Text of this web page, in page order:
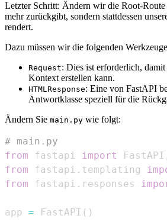
Letzter Schritt: Ändern wir die Root-Route
mehr zurückgibt, sondern stattdessen
rendert.
Dazu müssen wir die folgenden
Request: Dies ist erforderlich,
Kontext erstellen kann.
HTMLResponse: Eine von FastAPI
Antwortklasse speziell für die
Ändern Sie main.py wie folgt:
# main.py
from fastapi import FastAPI
from fastapi . templating
from fastapi . responses
app = FastAPI ( )